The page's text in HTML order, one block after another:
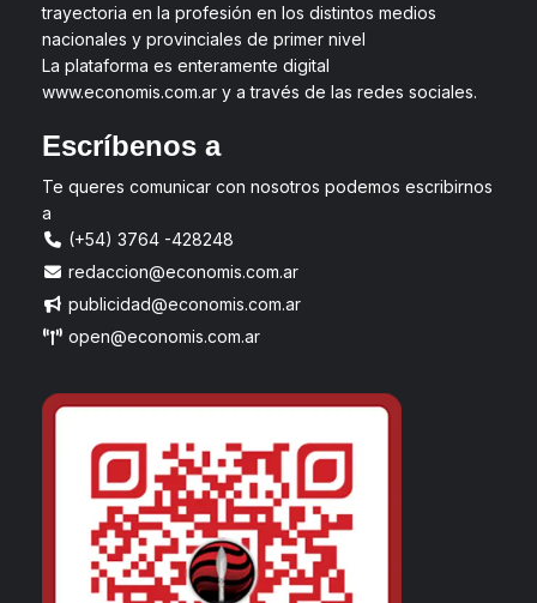
trayectoria en la profesión en los distintos medios
nacionales y provinciales de primer nivel
La plataforma es enteramente digital
www.economis.com.ar y a través de las redes sociales.
Escríbenos a
Te queres comunicar con nosotros podemos escribirnos
a
(+54) 3764 -428248
redaccion@economis.com.ar
publicidad@economis.com.ar
open@economis.com.ar